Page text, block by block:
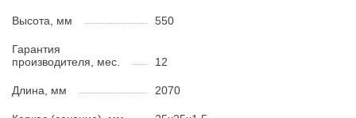
Высота, мм 550
Гарантия
производителя, мес.
12
Длина, мм 2070